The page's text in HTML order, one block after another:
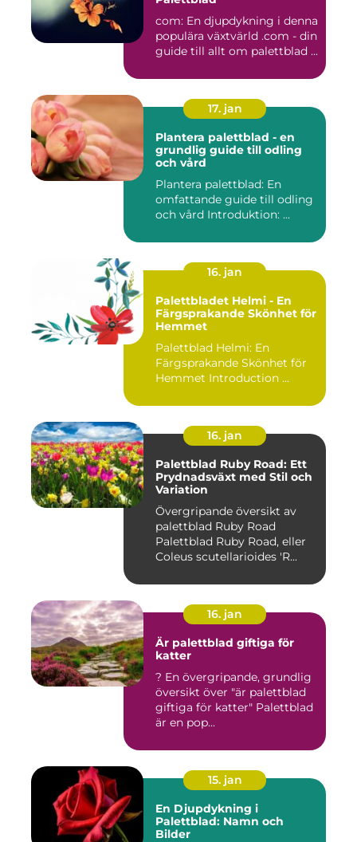
com: En djupdykning i denna
populära växtvärld .com - din
guide till allt om palettblad ...
17. jan
Plantera palettblad - en
grundlig guide till odling
och vård
Plantera palettblad: En
omfattande guide till odling
och vård Introduktion: ...
16. jan
Palettbladet Helmi - En
Färgsprakande Skönhet för
Hemmet
Palettblad Helmi: En
Färgsprakande Skönhet för
Hemmet Introduction ...
16. jan
Palettblad Ruby Road: Ett
Prydnadsväxt med Stil och
Variation
Övergripande översikt av
palettblad Ruby Road
Palettblad Ruby Road, eller
Coleus scutellarioides 'R...
16. jan
Är palettblad giftiga för
katter
? En övergripande, grundlig
översikt över "är palettblad
giftiga för katter" Palettblad
är en pop...
15. jan
En Djupdykning i
Palettblad: Namn och
Bilder